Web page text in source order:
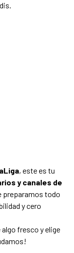
, este es tu
y canales de
preparamos todo
y cero
fresco y elige